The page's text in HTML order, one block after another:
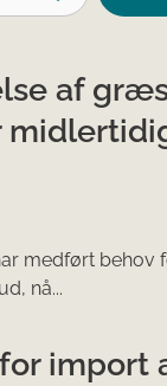
af
medført behov
nå...